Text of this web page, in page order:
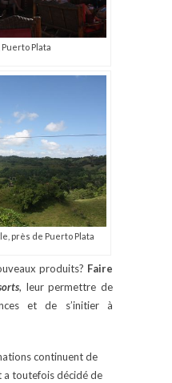
Plata
près de Puerto Plata
produits? Faire
, leur permettre de
et de s’initier à
continuent de
a toutefois décidé de